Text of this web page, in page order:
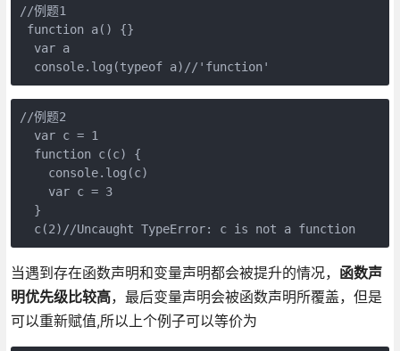
//例题1
function a() {}
  var a
  console.log(typeof a)//'function'
//例题2
  var c = 1
  function c(c) {
    console.log(c)
    var c = 3
  }
  c(2)//Uncaught TypeError: c is not a function
当遇到存在函数声明和变量声明都会被提升的情况， 函数声
明优先级比较高，最后变量声明会被函数声明所覆盖，但是
可以重新赋值,所以上个例子可以等价为